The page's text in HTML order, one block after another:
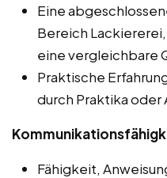
Eine
Bereich
eine vergleichbare
Praktische
durch Praktika
Fähigkeit,